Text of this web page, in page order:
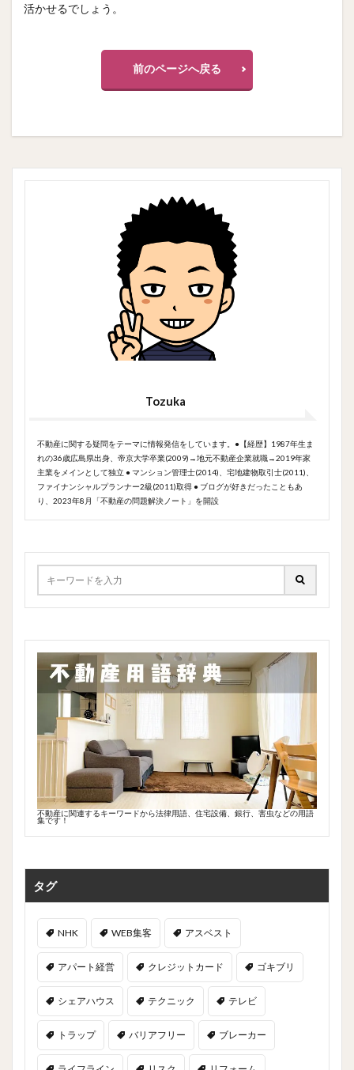
活かせるでしょう。
前のページへ戻る
Tozuka
不動産に関する疑問をテーマに情報発信をしています。●【経歴】1987年生ま
れの36歳広島県出身、帝京大学卒業(2009)→地元不動産企業就職→2019年家
主業をメインとして独立 ● マンション管理士(2014)、宅地建物取引士(2011)、
ファイナンシャルプランナー2級(2011)取得 ● ブログが好きだったこともあ
り、2023年8月「不動産の問題解決ノート」を開設
不動産に関連するキーワードから法律用語、住宅設備、銀行、害虫などの用語
集です！
タグ
NHK WEB集客 アスベスト
アパート経営 クレジットカード ゴキブリ
シェアハウス テクニック テレビ
トラップ バリアフリー ブレーカー